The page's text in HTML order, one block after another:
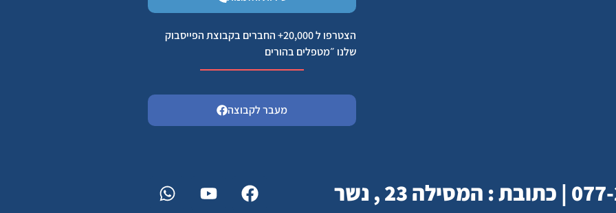
הצטרפו ל 20,000+ החברים בקבוצת הפייסבוק
שלנו ״מטפלים בהורים
מעבר לקבוצה